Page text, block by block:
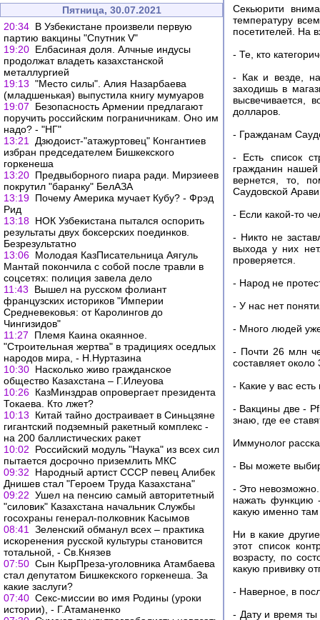
Пятница, 30.07.2021
20:34 В Узбекистане произвели первую
партию вакцины "Спутник V"
19:20 Елбасиная доля. Алчные индусы
продолжат владеть казахстанской
металлургией
19:13 "Место силы". Алия Назарбаева
(младшенькая) выпустила книгу мумуаров
19:07
Безопасность Армении предлагают
поручить российским пограничникам. Оно им
надо? - "НГ"
13:21
Дзюдоист-"атажуртовец" Конгантиев
избран председателем Бишкекского
горкенеша
13:20 Предвыборного пиара ради. Мирзиеев
покрутил "баранку" БелАЗА
13:19 Почему Америка мучает Кубу? - Фрэд
Рид
13:18 НОК Узбекистана пытался оспорить
результаты двух боксерских поединков.
Безрезультатно
13:06 Молодая КазПисательница Аягуль
Мантай покончила с собой после травли в
соцсетях: полиция завела дело
11:43
Вышел на русском фолиант
французских историков "Империи
Средневековья: от Каролингов до
Чингизидов"
11:27
Племя Каина окаянное.
"Строительная жертва" в традициях оседлых
народов мира, - Н.Нуртазина
10:30 Насколько живо гражданское
общество Казахстана – Г.Илеуова
10:26 КазМинздрав опровергает президента
Токаева. Кто лжет?
10:13
Китай тайно достраивает в Синьцзяне
гигантский подземный ракетный комплекс -
на 200 баллистических ракет
10:02
Российский модуль "Наука" из всех сил
пытается досрочно приземлить МКС
09:32
Народный артист CCCР певец Алибек
Днишев стал "Героем Труда Казахстана"
09:22 Ушел на пенсию самый авторитетный
"силовик" Казахстана начальник Службы
госохраны генерал-полковник Касымов
08:41
Зеленский обманул всех – практика
искоренения русской культуры становится
тотальной, - Св.Князев
07:50 Сын КырПреза-уголовника Атамбаева
стал депутатом Бишкекского горкенеша. За
какие заслуги?
07:40 Секс-миссии во имя Родины (уроки
истории), - Г.Атаманенко
Секьюрити
температуру
посетителей. На
- Те, кто
- Как и везде,
заходишь в
высвечивается,
долларов.
- Гражданам
- Есть список
гражданин
вернется, то,
Саудовской
- Если какой-то
- Никто не
выхода у них
проверяется.
- Народ не
- У нас нет
- Много людей
- Почти 26 млн
составляет
- Какие у вас
- Вакцины две -
знаю, где ее
Иммунолог
- Вы можете
- Это
нажать функцию
какую именно там
Ни в какие
этот список
возрасту, по
какую прививку
- Наверное, в
- Дату и время ты